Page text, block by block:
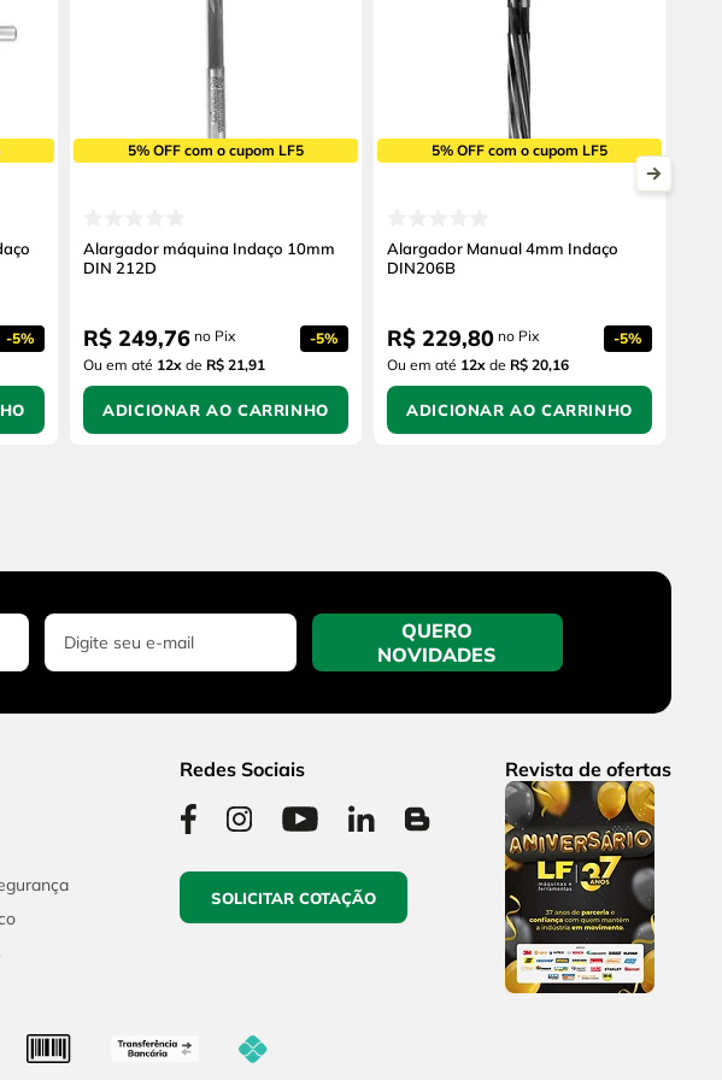
-5%
5% OFF com o cupom LF5
Alargador máquina Indaço 10mm
DIN 212D
R$ 249,76 no Pix -5%
Ou em até 12x de R$ 21,91
ADICIONAR AO CARRINHO
5% OFF com o cupom LF5
Alargador Manual 4mm Indaço
DIN206B
R$ 229,80 no Pix -5%
Ou em até 12x de R$ 20,16
ADICIONAR AO CARRINHO
QUERO
NOVIDADES
Redes Sociais
SOLICITAR COTAÇÃO
Revista de ofertas